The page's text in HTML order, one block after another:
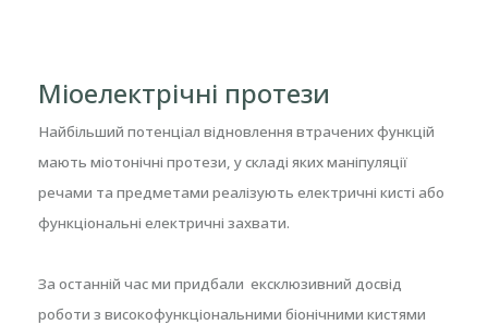
Міоелектрічні протези
Найбільший потенціал відновлення втрачених функцій
мають міотонічні протези, у складі яких маніпуляції
речами та предметами реалізують електричні кисті або
функціональні електричні захвати.
За останній час ми придбали ексклюзивний досвід
роботи з високофункціональними біонічними кистями